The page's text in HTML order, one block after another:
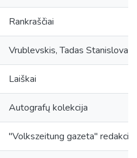
Rankraščiai
Vrublevskis, Tadas
Laiškai
Autografų kolekcija
"Volkszeitung gazeta" redakcija